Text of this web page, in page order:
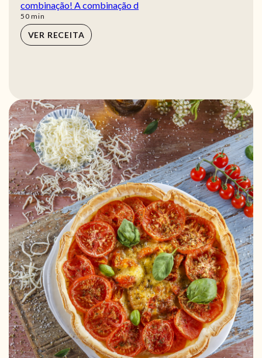
combinação! A combinação d
50min
min
VER RECEITA